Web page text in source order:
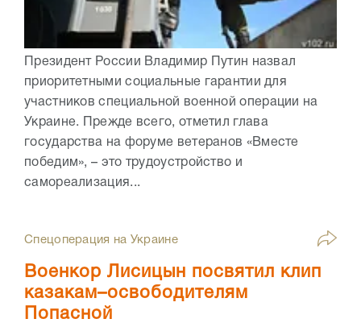
Президент России Владимир Путин назвал
приоритетными социальные гарантии для
участников специальной военной операции на
Украине. Прежде всего, отметил глава
государства на форуме ветеранов «Вместе
победим», – это трудоустройство и
самореализация...
Спецоперация на Украине
Военкор Лисицын посвятил клип
казакам–освободителям
Попасной